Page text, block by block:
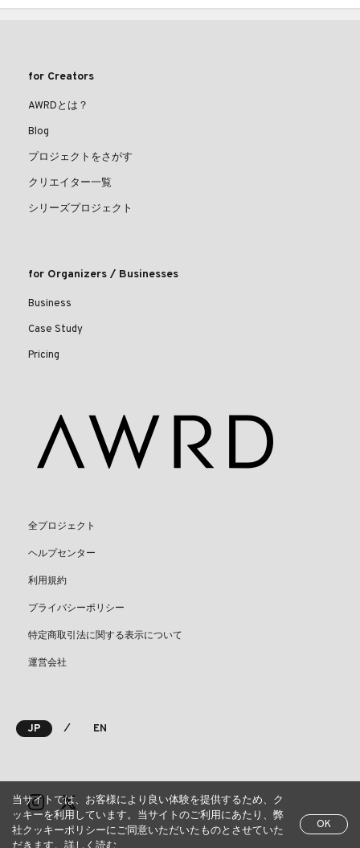
for Creators
AWRDとは？
Blog
プロジェクトをさがす
クリエイター一覧
シリーズプロジェクト
for Organizers / Businesses
Business
Case Study
Pricing
全プロジェクト
ヘルプセンター
利用規約
プライバシーポリシー
特定商取引法に関する表示について
運営会社
JP ⁄ EN
当サイトでは、お客様により良い体験を提供するため、ク
ッキーを利用しています。当サイトのご利用にあたり、弊
社クッキーポリシーにご同意いただいたものとさせていた
OK